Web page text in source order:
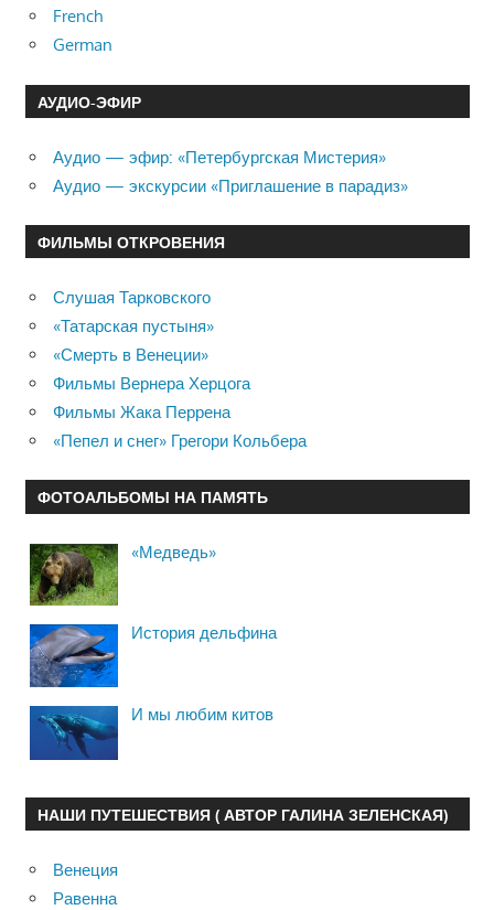
French
German
АУДИО-ЭФИР
Аудио — эфир: «Петербургская Мистерия»
Аудио — экскурсии «Приглашение в парадиз»
ФИЛЬМЫ ОТКРОВЕНИЯ
Слушая Тарковского
«Татарская пустыня»
«Смерть в Венеции»
Фильмы Вернера Херцога
Фильмы Жака Перрена
«Пепел и снег» Грегори Кольбера
ФОТОАЛЬБОМЫ НА ПАМЯТЬ
«Медведь»
История дельфина
И мы любим китов
НАШИ ПУТЕШЕСТВИЯ ( АВТОР ГАЛИНА ЗЕЛЕНСКАЯ)
Венеция
Равенна